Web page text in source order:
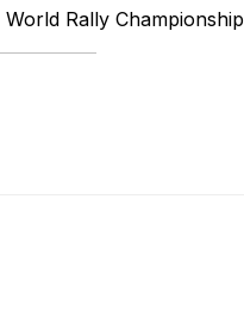
Rally Championship